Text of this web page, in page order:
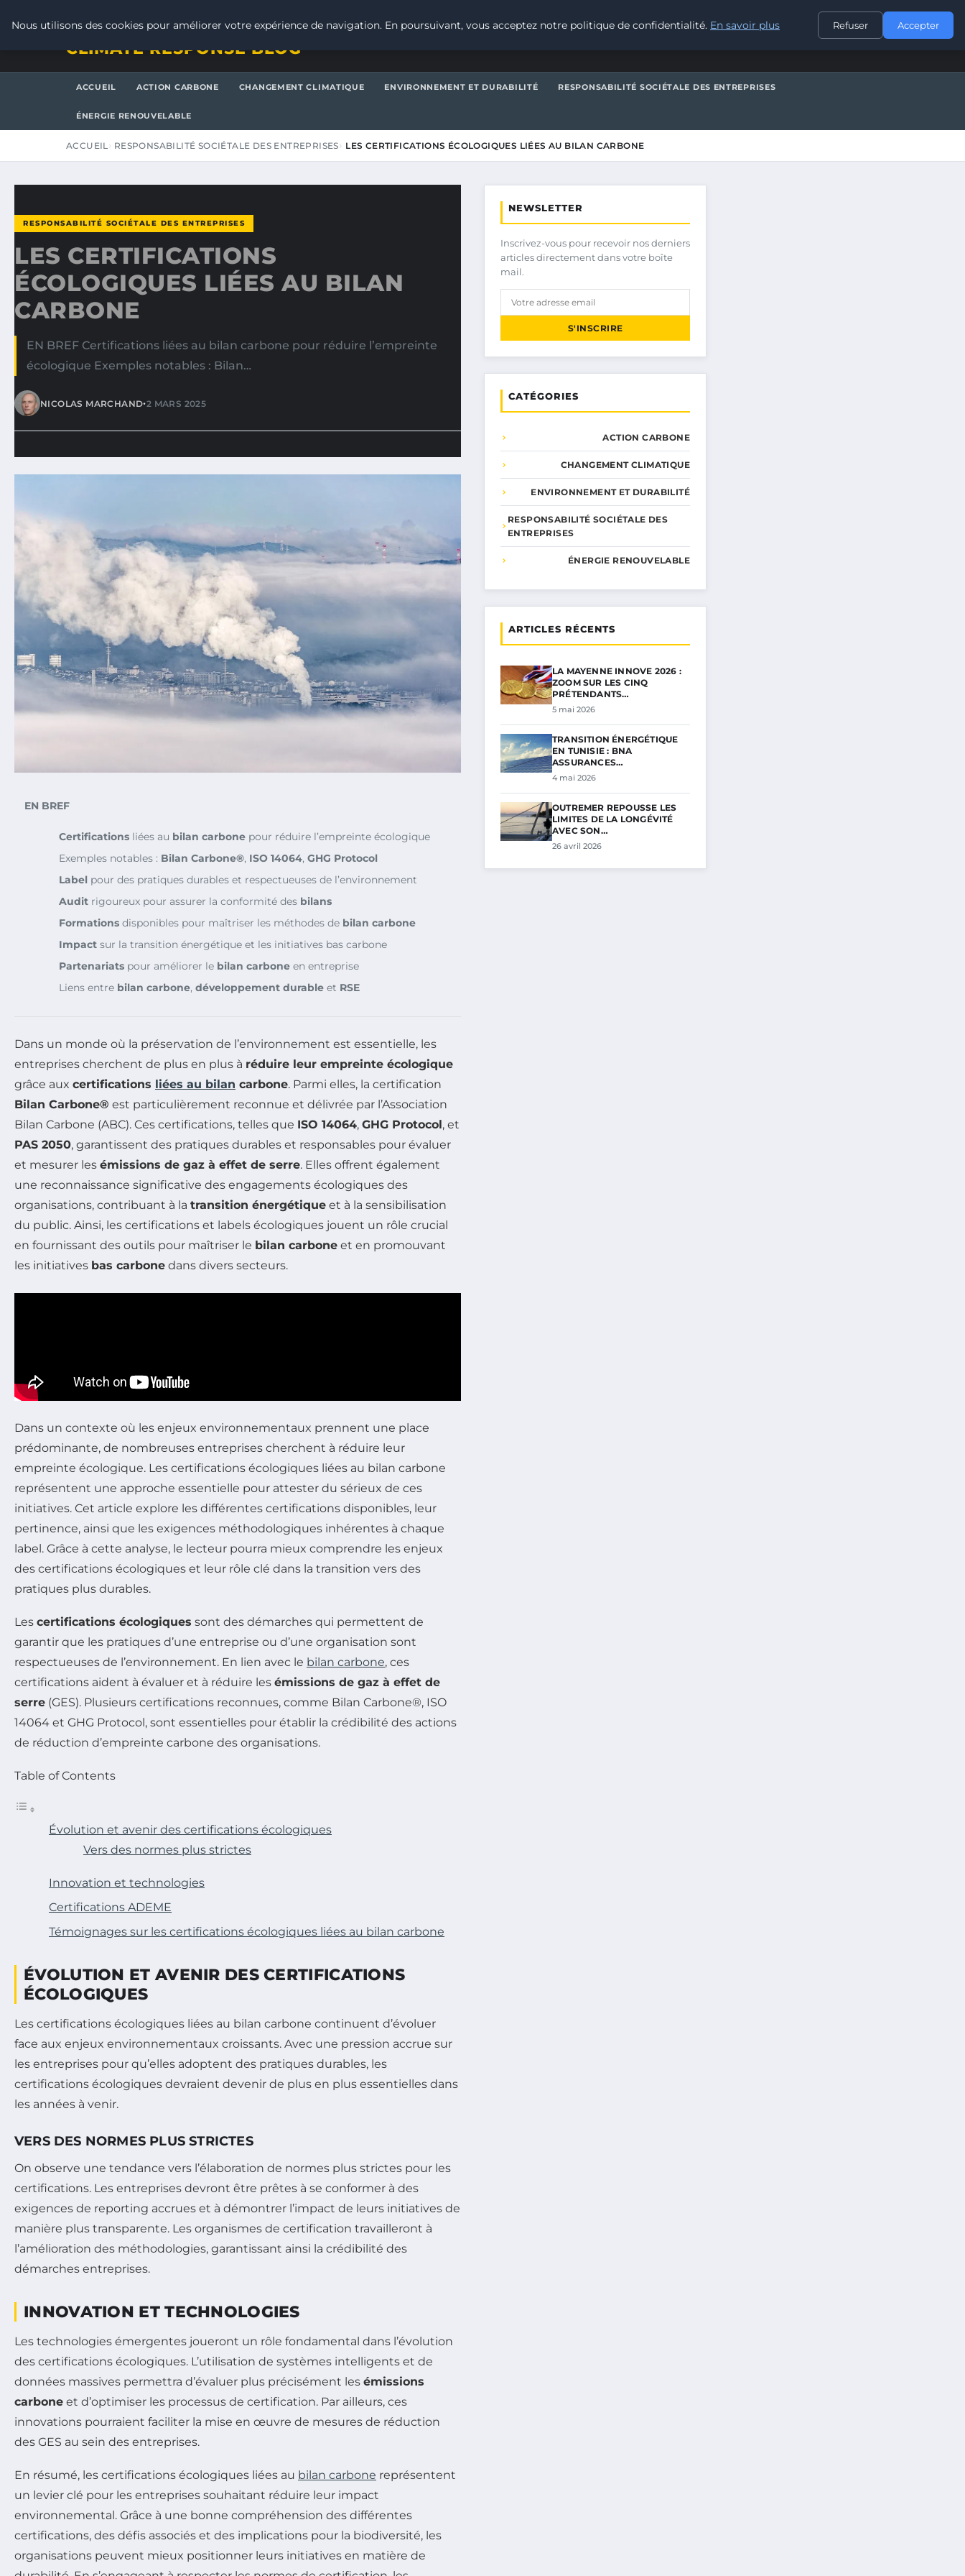
CONTACT
CLIMATE RESPONSE BLOG
ACCUEIL ACTION CARBONE CHANGEMENT CLIMATIQUE ENVIRONNEMENT ET DURABILITÉ RESPONSABILITÉ SOCIÉTALE DES ENTREPRISES
ÉNERGIE RENOUVELABLE
ACCUEIL RESPONSABILITÉ SOCIÉTALE DES ENTREPRISES LES CERTIFICATIONS ÉCOLOGIQUES LIÉES AU BILAN CARBONE
RESPONSABILITÉ SOCIÉTALE DES ENTREPRISES
LES CERTIFICATIONS
ÉCOLOGIQUES LIÉES AU BILAN
CARBONE
EN BREF Certifications liées au bilan carbone pour réduire l’empreinte
écologique Exemples notables : Bilan…
NICOLAS MARCHAND•2 MARS 2025
EN BREF
Certifications liées au bilan carbone pour réduire l’empreinte écologique
Exemples notables : Bilan Carbone®, ISO 14064, GHG Protocol
Label pour des pratiques durables et respectueuses de l’environnement
Audit rigoureux pour assurer la conformité des bilans
Formations disponibles pour maîtriser les méthodes de bilan carbone
Impact sur la transition énergétique et les initiatives bas carbone
Partenariats pour améliorer le bilan carbone en entreprise
Liens entre bilan carbone, développement durable et RSE
Dans un monde où la préservation de l’environnement est essentielle, les
entreprises cherchent de plus en plus à réduire leur empreinte écologique
grâce aux certifications liées au bilan carbone. Parmi elles, la certification
Bilan Carbone® est particulièrement reconnue et délivrée par l’Association
Bilan Carbone (ABC). Ces certifications, telles que ISO 14064, GHG Protocol, et
PAS 2050, garantissent des pratiques durables et responsables pour évaluer
et mesurer les émissions de gaz à effet de serre. Elles offrent également
une reconnaissance significative des engagements écologiques des
organisations, contribuant à la transition énergétique et à la sensibilisation
du public. Ainsi, les certifications et labels écologiques jouent un rôle crucial
en fournissant des outils pour maîtriser le bilan carbone et en promouvant
les initiatives bas carbone dans divers secteurs.
Dans un contexte où les enjeux environnementaux prennent une place
prédominante, de nombreuses entreprises cherchent à réduire leur
empreinte écologique. Les certifications écologiques liées au bilan carbone
représentent une approche essentielle pour attester du sérieux de ces
initiatives. Cet article explore les différentes certifications disponibles, leur
pertinence, ainsi que les exigences méthodologiques inhérentes à chaque
label. Grâce à cette analyse, le lecteur pourra mieux comprendre les enjeux
des certifications écologiques et leur rôle clé dans la transition vers des
pratiques plus durables.
Les certifications écologiques sont des démarches qui permettent de
garantir que les pratiques d’une entreprise ou d’une organisation sont
respectueuses de l’environnement. En lien avec le bilan carbone, ces
certifications aident à évaluer et à réduire les émissions de gaz à effet de
serre (GES). Plusieurs certifications reconnues, comme Bilan Carbone®, ISO
14064 et GHG Protocol, sont essentielles pour établir la crédibilité des actions
de réduction d’empreinte carbone des organisations.
Table of Contents
Évolution et avenir des certifications écologiques
Vers des normes plus strictes
Innovation et technologies
Certifications ADEME
Témoignages sur les certifications écologiques liées au bilan carbone
ÉVOLUTION ET AVENIR DES CERTIFICATIONS
ÉCOLOGIQUES
Les certifications écologiques liées au bilan carbone continuent d’évoluer
face aux enjeux environnementaux croissants. Avec une pression accrue sur
les entreprises pour qu’elles adoptent des pratiques durables, les
certifications écologiques devraient devenir de plus en plus essentielles dans
les années à venir.
VERS DES NORMES PLUS STRICTES
On observe une tendance vers l’élaboration de normes plus strictes pour les
certifications. Les entreprises devront être prêtes à se conformer à des
exigences de reporting accrues et à démontrer l’impact de leurs initiatives de
manière plus transparente. Les organismes de certification travailleront à
l’amélioration des méthodologies, garantissant ainsi la crédibilité des
démarches entreprises.
INNOVATION ET TECHNOLOGIES
Les technologies émergentes joueront un rôle fondamental dans l’évolution
des certifications écologiques. L’utilisation de systèmes intelligents et de
données massives permettra d’évaluer plus précisément les émissions
carbone et d’optimiser les processus de certification. Par ailleurs, ces
innovations pourraient faciliter la mise en œuvre de mesures de réduction
des GES au sein des entreprises.
En résumé, les certifications écologiques liées au bilan carbone représentent
un levier clé pour les entreprises souhaitant réduire leur impact
environnemental. Grâce à une bonne compréhension des différentes
certifications, des défis associés et des implications pour la biodiversité, les
organisations peuvent mieux positionner leurs initiatives en matière de
NEWSLETTER
Inscrivez-vous pour recevoir nos derniers
articles directement dans votre boîte
mail.
S'INSCRIRE
CATÉGORIES
ACTION CARBONE
CHANGEMENT CLIMATIQUE
ENVIRONNEMENT ET DURABILITÉ
RESPONSABILITÉ SOCIÉTALE DES
ENTREPRISES
ÉNERGIE RENOUVELABLE
ARTICLES RÉCENTS
LA MAYENNE INNOVE 2026 :
ZOOM SUR LES CINQ
PRÉTENDANTS…
5 mai 2026
TRANSITION ÉNERGÉTIQUE
EN TUNISIE : BNA
ASSURANCES…
4 mai 2026
OUTREMER REPOUSSE LES
LIMITES DE LA LONGÉVITÉ
AVEC SON…
26 avril 2026
Nous utilisons des cookies pour améliorer votre expérience de navigation. En poursuivant, vous acceptez notre politique de confidentialité. En savoir plus Refuser Accepter